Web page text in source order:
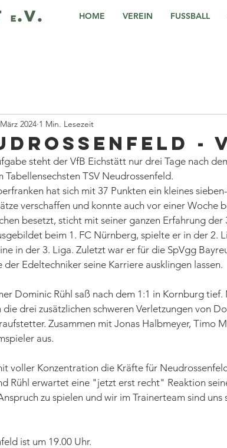
HOME VEREIN FUSSBALL
-
2024 1 Min. Lesezeit
steht der VfB Eichstätt nur drei Tage nach
TSV Neudrossenfeld.
hat sich mit 37 Punkten ein kleines
verschaffen und konnte auch vor einer Woche
besetzt, sticht mit seiner ganzen Erfahrung
beim 1. FC Nürnberg, spielte er in der 2.
in der 3. Liga. Zuletzt war er für die SpVgg
Edeltechniker seine Karriere ausklingen lassen.
Dominic Rühl saß nach dem 1:1 in Kornburg
drei zusätzlichen schweren Verletzungen von
Zusammen mit Jonas Halbmeyer, Timo
aus.
voller Konzentration die Kräfte für
Rühl erwartet eine "jetzt erst recht" Reaktion
zu spielen und wir im Trainerteam sind uns
ist um 19.00 Uhr.